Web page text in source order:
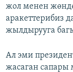
жол менен
аракеттерибиз
жылдырууга
Ал эми
жасаган сапары